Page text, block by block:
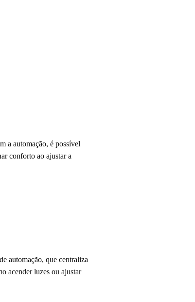
a automação, é possível
conforto ao ajustar a
automação, que centraliza
acender luzes ou ajustar